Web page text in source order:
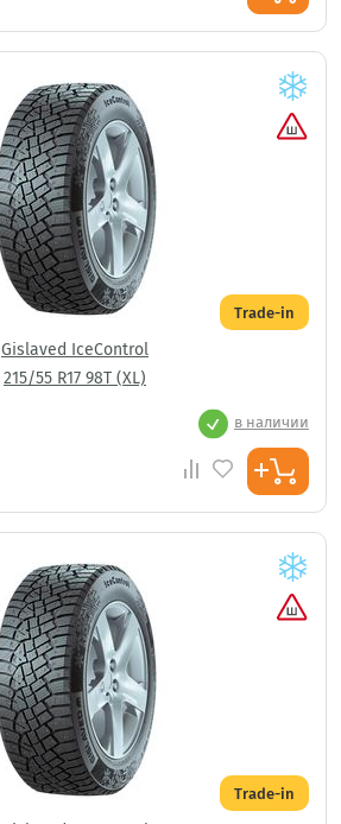
Trade-in
Gislaved IceControl
215/55 R17 98T (XL)
в наличии
Trade-in